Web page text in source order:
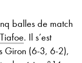
balles de match
. Il s’est
Giron (6-3, 6-2),